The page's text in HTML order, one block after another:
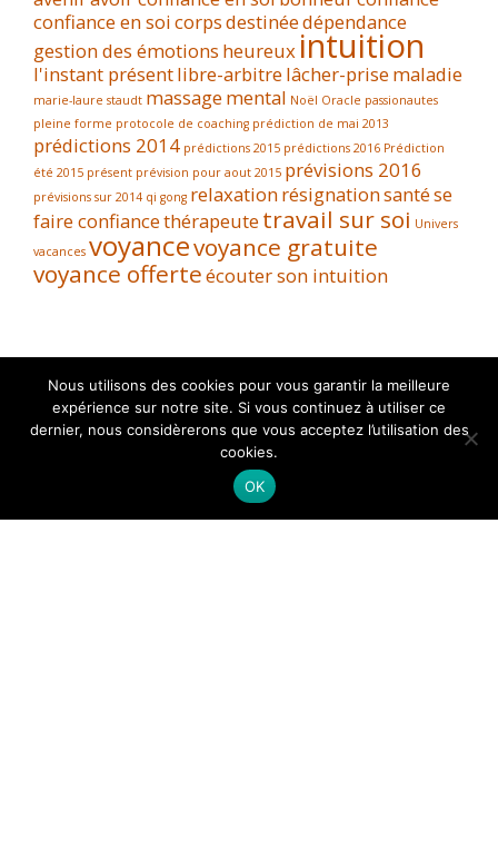
confiance en soicorpsdestinéedépendance
gestion des émotions heureux intuition
l'instant présentlibre-arbitrelâcher-prisemaladie
marie-laure staudt massagemental Noël Oracle passionautes
pleine forme protocole de coaching prédiction de mai 2013
prédictions 2014 prédictions 2015 prédictions 2016 Prédiction
été 2015 présent prévision pour aout 2015 prévisions 2016
prévisions sur 2014 qi gong relaxationrésignationsantése
faire confiancethérapeutetravail sur soi Univers
vacances voyancevoyance gratuite
voyance offerteécouter son intuition
Nous utilisons des cookies pour vous garantir la meilleure
expérience sur notre site. Si vous continuez à utiliser ce
dernier, nous considèrerons que vous acceptez l’utilisation des
cookies.
OK